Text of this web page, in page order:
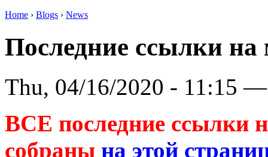
Home › Blogs › News
Последние ссылки
Thu, 04/16/2020 - 11:15
ВСЕ последние ссылки
собраны на этой